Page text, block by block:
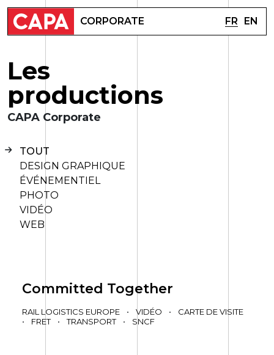
CORPORATE FR EN
Les
productions
CAPA Corporate
TOUT
DESIGN GRAPHIQUE
ÉVÉNEMENTIEL
PHOTO
VIDÉO
WEB
Committed Together
RAIL LOGISTICS EUROPE • VIDÉO •
CARTE DE VISITE
•
FRET • TRANSPORT • SNCF